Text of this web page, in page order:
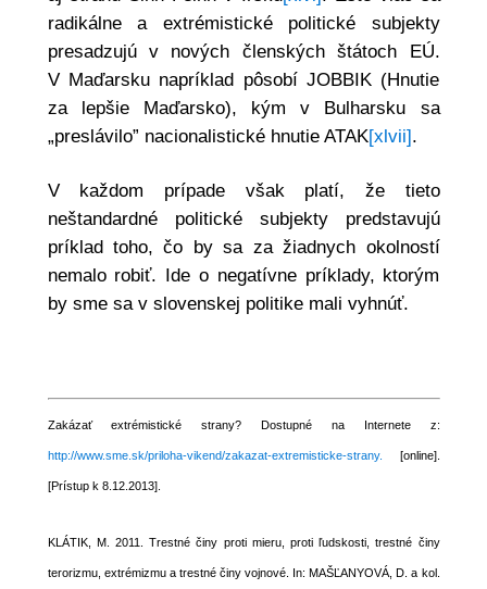
radikálne a extrémistické politické subjekty
presadzujú v nových členských štátoch EÚ.
V Maďarsku napríklad pôsobí JOBBIK (Hnutie
za lepšie Maďarsko), kým v Bulharsku sa
„preslávilo” nacionalistické hnutie ATAK[xlvii].
V každom prípade však platí, že tieto
neštandardné politické subjekty predstavujú
príklad toho, čo by sa za žiadnych okolností
nemalo robiť. Ide o negatívne príklady, ktorým
by sme sa v slovenskej politike mali vyhnúť.
Zakázať extrémistické strany? Dostupné na Internete z:
http://www.sme.sk/priloha-vikend/zakazat-extremisticke-strany. [online].
[Prístup k 8.12.2013].
KLÁTIK, M. 2011. Trestné činy proti mieru, proti ľudskosti, trestné činy
terorizmu, extrémizmu a trestné činy vojnové. In: MAŠĽANYOVÁ, D. a kol.